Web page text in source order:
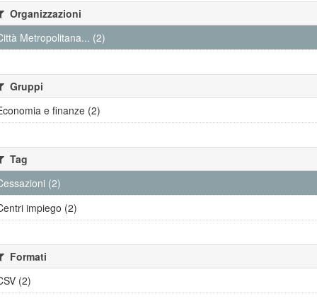
Organizzazioni
Metropolitana... (2)
Gruppi
e finanze (2)
Tag
(2)
impiego (2)
Formati
(2)